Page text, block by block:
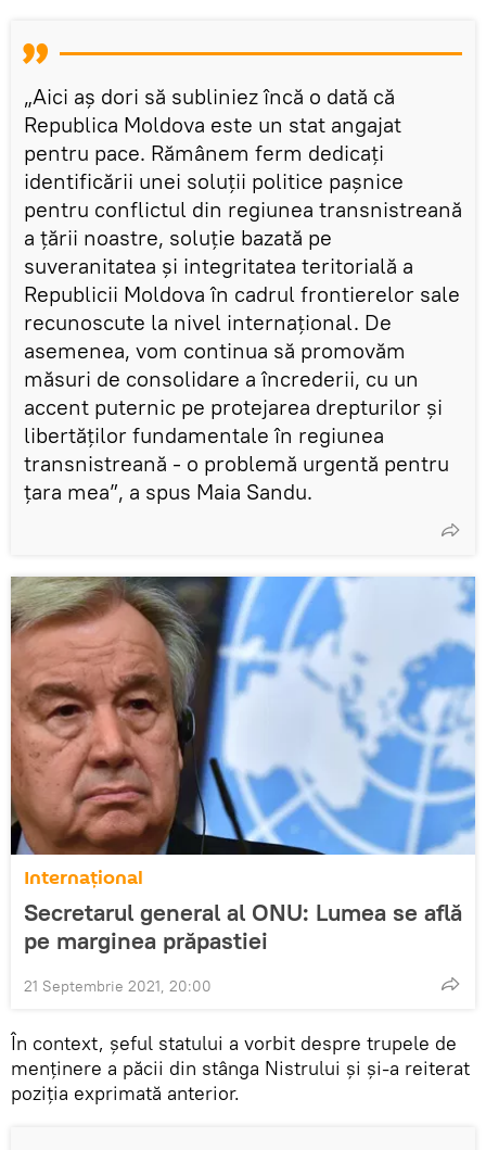
„Aici aș dori să subliniez încă o dată că
Republica Moldova este un stat angajat
pentru pace. Rămânem ferm dedicați
identificării unei soluții politice pașnice
pentru conflictul din regiunea transnistreană
a țării noastre, soluție bazată pe
suveranitatea și integritatea teritorială a
Republicii Moldova în cadrul frontierelor sale
recunoscute la nivel internațional. De
asemenea, vom continua să promovăm
măsuri de consolidare a încrederii, cu un
accent puternic pe protejarea drepturilor și
libertăților fundamentale în regiunea
transnistreană - o problemă urgentă pentru
țara mea”, a spus Maia Sandu.
Internaţional
Secretarul general al ONU: Lumea se află
pe marginea prăpastiei
21 Septembrie 2021, 20:00
În context, șeful statului a vorbit despre trupele de
menținere a păcii din stânga Nistrului și și-a reiterat
poziția exprimată anterior.